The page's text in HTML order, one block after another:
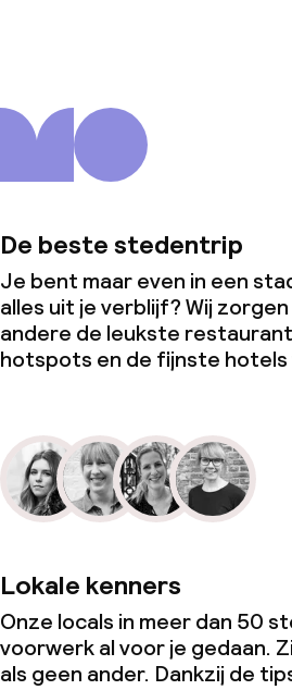
De beste stedentrip
Je bent maar even in een
alles uit je verblijf? Wij
andere de leukste
hotspots en de fijnste hotels
Lokale kenners
Onze locals in meer dan 50
voorwerk al voor je gedaan.
als geen ander. Dankzij de